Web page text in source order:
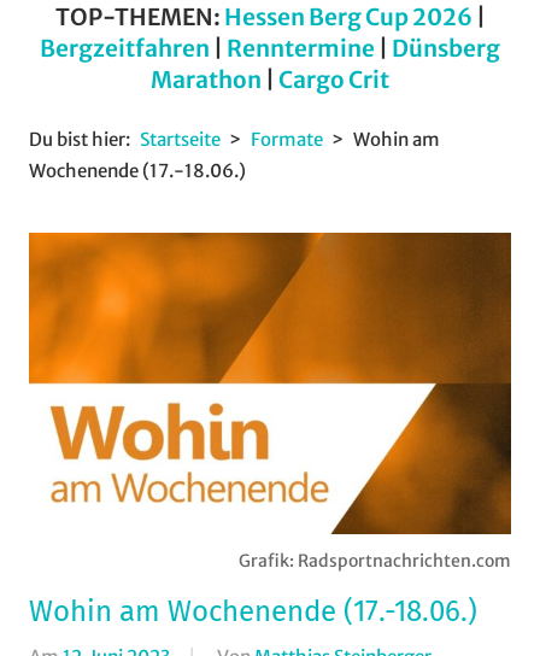
TOP-THEMEN: Hessen Berg Cup 2026
Bergzeitfahren
Renntermine
Dünsberg
Marathon
Cargo Crit
Du bist hier: Startseite Formate
Wohin am
Wochenende (17.-18.06.)
Grafik: Radsportnachrichten.com
Wohin am Wochenende (17.-18.06.)